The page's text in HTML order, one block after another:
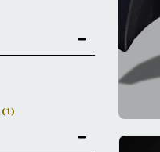
(1)